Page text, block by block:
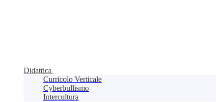
Didattica
Curricolo Verticale
Cyberbullismo
Intercultura